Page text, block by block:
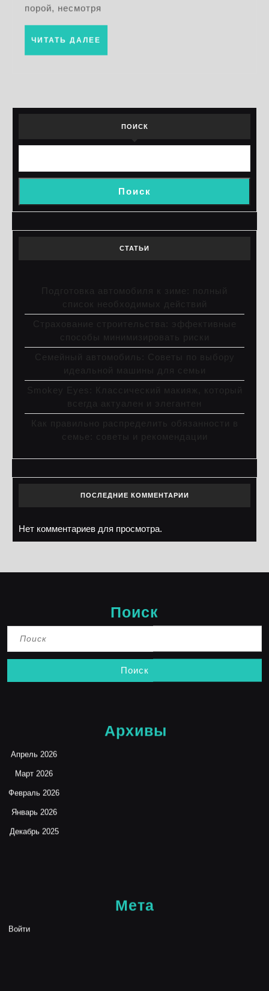
порой, несмотря
ЧИТАТЬ ДАЛЕЕ
ПОИСК
Поиск
СТАТЬИ
Подготовка автомобиля к зиме: полный
список необходимых действий
Страхование строительства: эффективные
способы минимизировать риски
Семейный автомобиль: Советы по выбору
идеальной машины для семьи
Smokey Eyes: Классический макияж, который
всегда актуален и элегантен
Как правильно распределить обязанности в
семье: советы и рекомендации
ПОСЛЕДНИЕ КОММЕНТАРИИ
Нет комментариев для просмотра.
Поиск
Архивы
Апрель 2026
Март 2026
Февраль 2026
Январь 2026
Декабрь 2025
Мета
Войти